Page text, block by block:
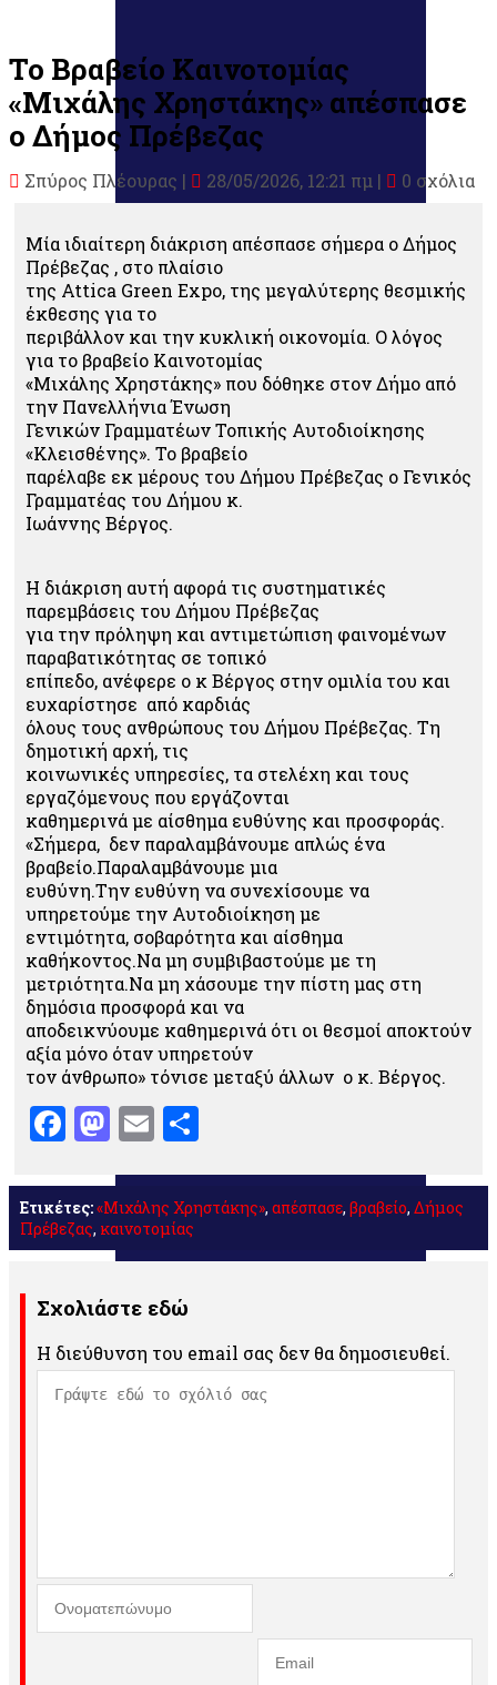
Το Βραβείο Καινοτομίας
«Μιχάλης Χρηστάκης» απέσπασε
ο Δήμος Πρέβεζας
Σπύρος Πλέουρας | 28/05/2026, 12:21 πμ | 0 σχόλια
Μία ιδιαίτερη διάκριση απέσπασε σήμερα ο Δήμος
Πρέβεζας , στο πλαίσιο
της Attica Green Expo, της μεγαλύτερης θεσμικής
έκθεσης για το
περιβάλλον και την κυκλική οικονομία. Ο λόγος
για το βραβείο Καινοτομίας
«Μιχάλης Χρηστάκης» που δόθηκε στον Δήμο από
την Πανελλήνια Ένωση
Γενικών Γραμματέων Τοπικής Αυτοδιοίκησης
«Κλεισθένης». Το βραβείο
παρέλαβε εκ μέρους του Δήμου Πρέβεζας ο Γενικός
Γραμματέας του Δήμου κ.
Ιωάννης Βέργος.
Η διάκριση αυτή αφορά τις συστηματικές
παρεμβάσεις του Δήμου Πρέβεζας
για την πρόληψη και αντιμετώπιση φαινομένων
παραβατικότητας σε τοπικό
επίπεδο, ανέφερε ο κ Βέργος στην ομιλία του και
ευχαρίστησε από καρδιάς
όλους τους ανθρώπους του Δήμου Πρέβεζας. Τη
δημοτική αρχή, τις
κοινωνικές υπηρεσίες, τα στελέχη και τους
εργαζόμενους που εργάζονται
καθημερινά με αίσθημα ευθύνης και προσφοράς.
«Σήμερα, δεν παραλαμβάνουμε απλώς ένα
βραβείο.Παραλαμβάνουμε μια
ευθύνη.Την ευθύνη να συνεχίσουμε να
υπηρετούμε την Αυτοδιοίκηση με
εντιμότητα, σοβαρότητα και αίσθημα
καθήκοντος.Να μη συμβιβαστούμε με τη
μετριότητα.Να μη χάσουμε την πίστη μας στη
δημόσια προσφορά και να
αποδεικνύουμε καθημερινά ότι οι θεσμοί αποκτούν
αξία μόνο όταν υπηρετούν
τον άνθρωπο» τόνισε μεταξύ άλλων ο κ. Βέργος.
Facebook
Mastodon
Email
Ετικέτες:«Μιχάλης Χρηστάκης», απέσπασε, βραβείο, Δήμος
Πρέβεζας, καινοτομίας
Σχολιάστε εδώ
Η διεύθυνση του email σας δεν θα δημοσιευθεί.